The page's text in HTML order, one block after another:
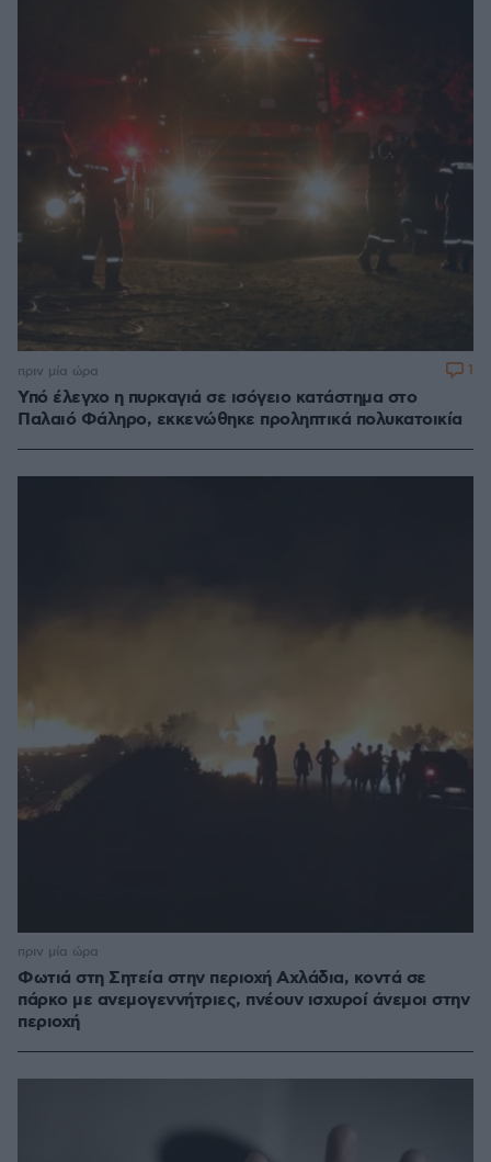
Υπό έλεγχο η πυρκαγιά σε ισόγειο κατάστημα στο
Παλαιό Φάληρο, εκκενώθηκε προληπτικά πολυκατοικία
πριν μία ώρα 1
Φωτιά στη Σητεία στην περιοχή Αχλάδια, κοντά σε
πάρκο με ανεμογεννήτριες, πνέουν ισχυροί άνεμοι στην
περιοχή
πριν μία ώρα